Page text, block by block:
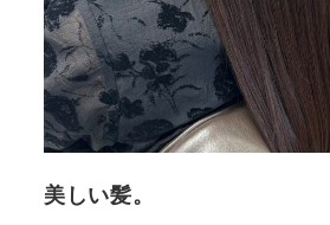
美しい髪。